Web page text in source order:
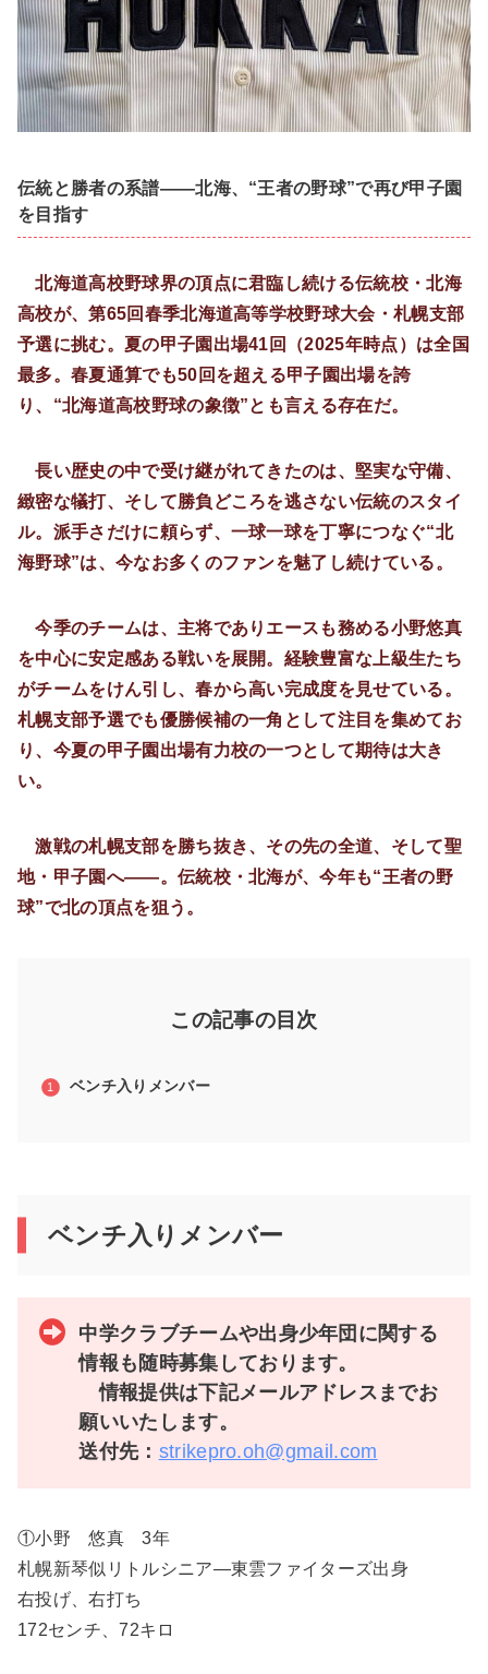
伝統と勝者の系譜――北海、“王者の野球”で再び甲子園
を目指す
北海道高校野球界の頂点に君臨し続ける伝統校・北海
高校が、第65回春季北海道高等学校野球大会・札幌支部
予選に挑む。夏の甲子園出場41回（2025年時点）は全国
最多。春夏通算でも50回を超える甲子園出場を誇
り、“北海道高校野球の象徴”とも言える存在だ。
長い歴史の中で受け継がれてきたのは、堅実な守備、
緻密な犠打、そして勝負どころを逃さない伝統のスタイ
ル。派手さだけに頼らず、一球一球を丁寧につなぐ“北
海野球”は、今なお多くのファンを魅了し続けている。
今季のチームは、主将でありエースも務める小野悠真
を中心に安定感ある戦いを展開。経験豊富な上級生たち
がチームをけん引し、春から高い完成度を見せている。
札幌支部予選でも優勝候補の一角として注目を集めてお
り、今夏の甲子園出場有力校の一つとして期待は大き
い。
激戦の札幌支部を勝ち抜き、その先の全道、そして聖
地・甲子園へ――。伝統校・北海が、今年も“王者の野
球”で北の頂点を狙う。
この記事の目次
ベンチ入りメンバー
ベンチ入りメンバー
中学クラブチームや出身少年団に関する
情報も随時募集しております。
情報提供は下記メールアドレスまでお
願いいたします。
送付先： strikepro.oh@gmail.com
①小野 悠真 3年
札幌新琴似リトルシニア―東雲ファイターズ出身
右投げ、右打ち
172センチ、72キロ